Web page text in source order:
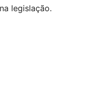
legislação.